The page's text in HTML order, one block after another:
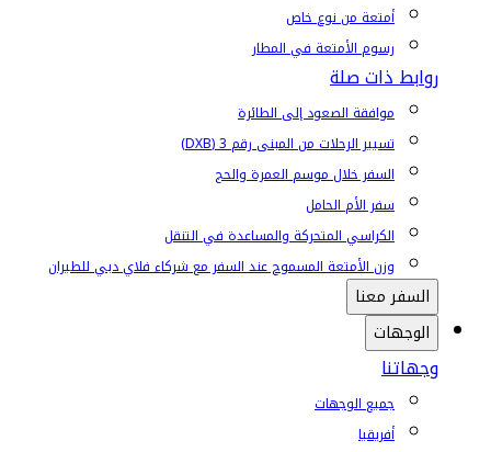
أمتعة من نوع خاص
رسوم الأمتعة في المطار
روابط ذات صلة
موافقة الصعود إلى الطائرة
تسيير الرحلات من المبنى رقم 3 (DXB)
السفر خلال موسم العمرة والحج
سفر الأم الحامل
الكراسي المتحركة والمساعدة في التنقل
وزن الأمتعة المسموح عند السفر مع شركاء فلاي دبي للطيران
السفر معنا
الوجهات
وجهاتنا
جميع الوجهات
أفريقيا